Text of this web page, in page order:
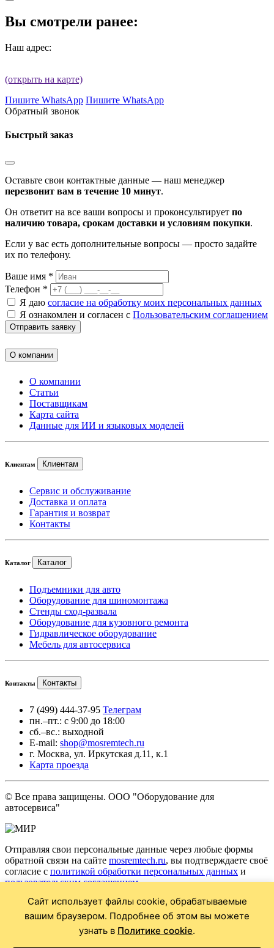
Вы смотрели ранее:
Наш адрес:
(открыть на карте)
Пишите WhatsApp Пишите WhatsApp
Обратный звонок
Быстрый заказ
Оставьте свои контактные данные — наш менеджер
перезвонит вам в течение 10 минут.
Он ответит на все ваши вопросы и проконсультирует по
наличию товара, срокам доставки и условиям покупки.
Если у вас есть дополнительные вопросы — просто задайте
их по телефону.
Ваше имя *
Телефон *
Я даю согласие на обработку моих персональных данных
Я ознакомлен и согласен с Пользовательским соглашением
Отправить заявку
О компании
О компании
Статьи
Поставщикам
Карта сайта
Данные для ИИ и языковых моделей
Клиентам Клиентам
Сервис и обслуживание
Доставка и оплата
Гарантия и возврат
Контакты
Каталог Каталог
Подъемники для авто
Оборудование для шиномонтажа
Стенды сход-развала
Оборудование для кузовного ремонта
Гидравлическое оборудование
Мебель для автосервиса
Контакты Контакты
7 (499) 444-37-95 Телеграм
пн.–пт.: с 9:00 до 18:00
сб.–вс.: выходной
E-mail: shop@mosremtech.ru
г. Москва, ул. Иркутская д.11, к.1
Карта проезда
© Все права защищены. ООО "Оборудование для
автосервиса"
Отправляя свои персональные данные через любые формы
обратной связи на сайте mosremtech.ru, вы подтверждаете своё
согласие с политикой обработки персональных данных и
пользовательским соглашением.
* Обращаем ваше внимание на то, что данный Интернет сайт
носит исключительно информационный характер и ни при
каких условиях не является публичной офертой,
определяемой положениями Статьи 437 Гражданского кодекса
Сайт использует файлы cookie, обрабатываемые
вашим браузером. Подробнее об этом вы можете
узнать в Политике cookie.